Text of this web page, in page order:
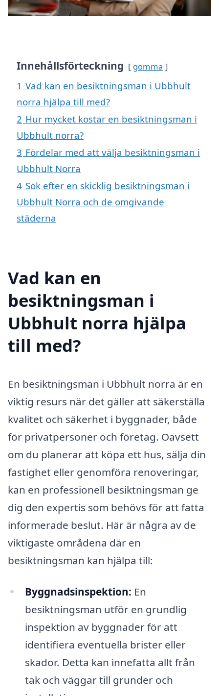
Innehållsförteckning gömma
1 Vad kan en besiktningsman i Ubbhult
norra hjälpa till med?
2 Hur mycket kostar en besiktningsman i
Ubbhult norra?
3 Fördelar med att välja besiktningsman i
Ubbhult Norra
4 Sök efter en skicklig besiktningsman i
Ubbhult Norra och de omgivande
städerna
Vad kan en
besiktningsman i
Ubbhult norra hjälpa
till med?
En besiktningsman i Ubbhult norra är en
viktig resurs när det gäller att säkerställa
kvalitet och säkerhet i byggnader, både
för privatpersoner och företag. Oavsett
om du planerar att köpa ett hus, sälja din
fastighet eller genomföra renoveringar,
kan en professionell besiktningsman ge
dig den expertis som behövs för att fatta
informerade beslut. Här är några av de
viktigaste områdena där en
besiktningsman kan hjälpa till:
Byggnadsinspektion: En
besiktningsman utför en grundlig
inspektion av byggnader för att
identifiera eventuella brister eller
skador. Detta kan innefatta allt från
tak och väggar till grunder och